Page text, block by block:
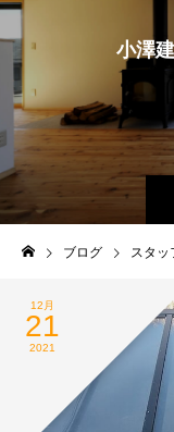
建 築工
ブログ スタッ
12月
21
2021